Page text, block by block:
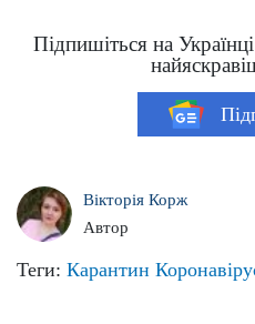
Підпишіться на
Вікторія Корж
Автор
Теги: Карантин